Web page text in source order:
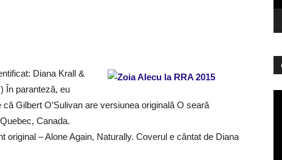
Diana Krall &
În paranteză, eu
Gilbert O’Sulivan are versiunea originală O seară
Canada.
original – Alone Again, Naturally. Coverul e cântat de Diana